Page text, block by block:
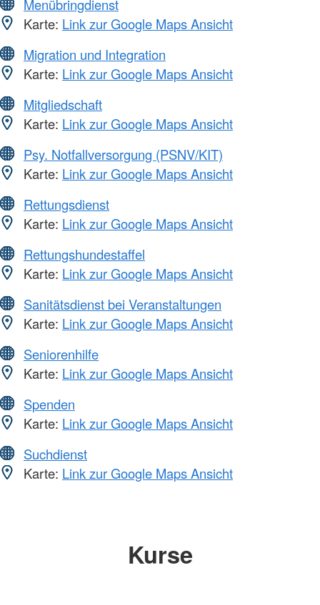
Menübringdienst
Karte: Link zur Google Maps Ansicht
Migration und Integration
Karte: Link zur Google Maps Ansicht
Mitgliedschaft
Karte: Link zur Google Maps Ansicht
Psy. Notfallversorgung (PSNV/KIT)
Karte: Link zur Google Maps Ansicht
Rettungsdienst
Karte: Link zur Google Maps Ansicht
Rettungshundestaffel
Karte: Link zur Google Maps Ansicht
Sanitätsdienst bei Veranstaltungen
Karte: Link zur Google Maps Ansicht
Seniorenhilfe
Karte: Link zur Google Maps Ansicht
Spenden
Karte: Link zur Google Maps Ansicht
Suchdienst
Karte: Link zur Google Maps Ansicht
Kurse